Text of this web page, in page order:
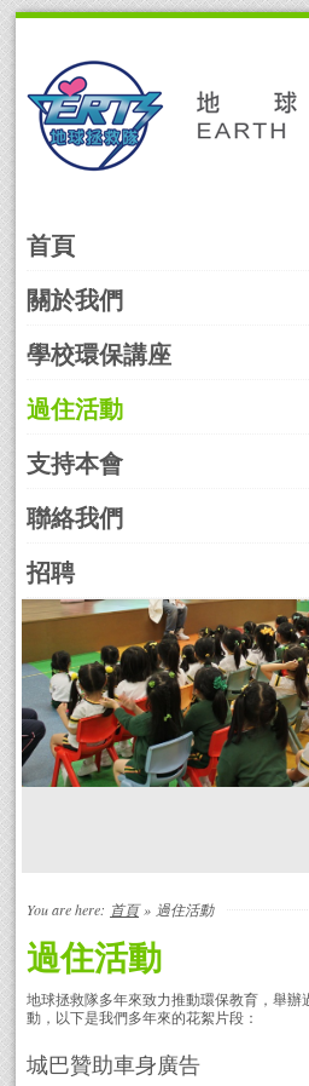
navigation
Skip
to
content
首頁
關於我們
學校環保講座
過住活動
支持本會
聯絡我們
招聘
You are here: 首頁 » 過住活動
過住活動
地球拯救隊多年來致力推動環保教育，舉
動，以下是我們多年來的花絮片段：
城巴贊助車身廣告